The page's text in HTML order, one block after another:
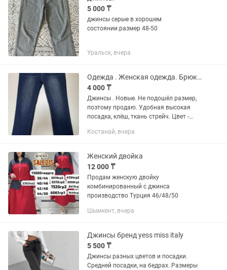
5 000 ₸
джинсы серые в хорошем
состоянии.размер 48-50
Уральск, вчера
Одежда . Женская одежда. Брюки.
4 000 ₸
Джинсы . Новые. Не подошёл размер,
поэтому продаю. Удобная высокая
посадка, клёш, ткань стрейч. Цвет -
Размер 46-48. Подшивать не надо.
Костанай, вчера
Женский двойка
12 000 ₸
Продам женскую двойку
комбинированный с джинса
производство Турция 46/48/50
Шымкент, вчера
Джинсы бренд yess miss italy
5 500 ₸
Джинсы разных цветов и посадки.
Средней посадки, на бедрах. Размеры